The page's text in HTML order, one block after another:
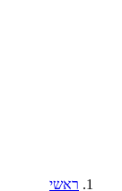
ראשי